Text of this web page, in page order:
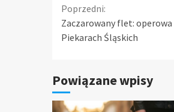
Continue
Reading
Poprzedni:
Zaczarowany flet: operowa
Piekarach Śląskich
Powiązane wpisy